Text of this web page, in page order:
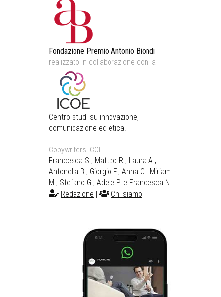
Fondazione Premio Antonio Biondi
realizzato in collaborazione con la
Centro studi su innovazione,
comunicazione ed etica.
Copywriters ICOE
Francesca S., Matteo R., Laura A.,
Antonella B., Giorgio F., Anna C., Miriam
M., Stefano G., Adele P. e Francesca N.
Redazione
Chi siamo